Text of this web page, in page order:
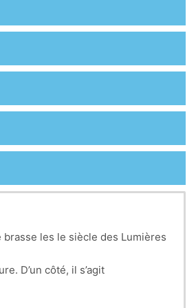
les le siècle des Lumières
D’un côté, il s’agit
D’un autre côté, il est